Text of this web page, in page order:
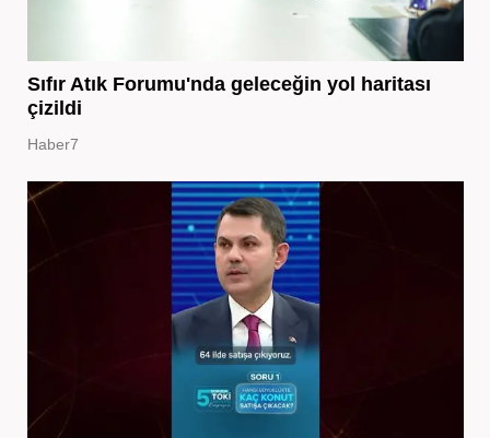
Sıfır Atık Forumu'nda geleceğin yol haritası
çizildi
Haber7